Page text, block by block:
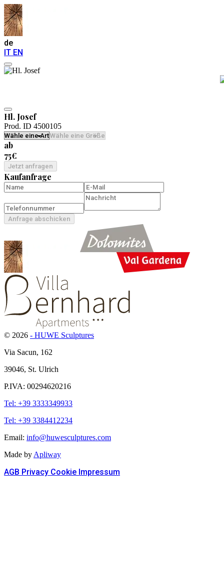
de
IT EN
Hl. Josef
Prod. ID 4500105
ab
75€
Jetzt anfragen
Kaufanfrage
Anfrage abschicken
© 2026 - HUWE Sculptures
Via Sacun, 162
39046, St. Ulrich
P.IVA: 00294620216
Tel: +39 3333349933
Tel: +39 3384412234
Email: info@huwesculptures.com
Made by Apliway
AGB Privacy Cookie Impressum